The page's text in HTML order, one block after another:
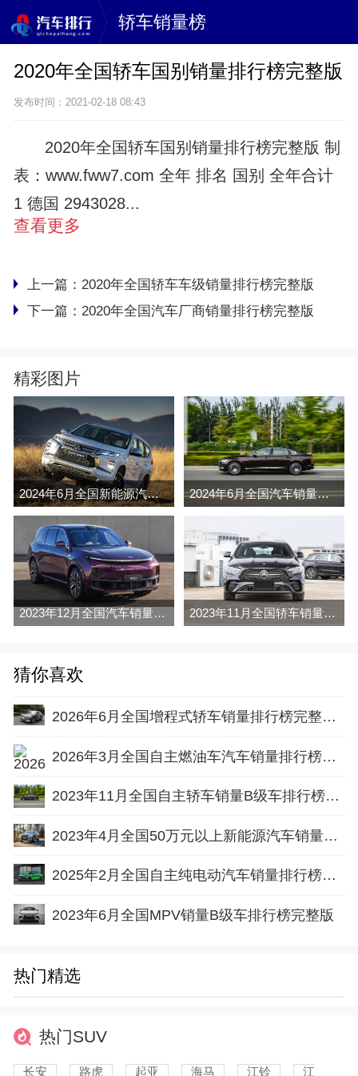
轿车销量榜
2020年全国轿车国别销量排行榜完整版
发布时间：2021-02-18 08:43
2020年全国轿车国别销量排行榜完整版 制
表：www.fww7.com 全年 排名 国别 全年合计
1 德国 2943028...
查看更多
上一篇： 2020年全国轿车车级销量排行榜完整版
下一篇： 2020年全国汽车厂商销量排行榜完整版
精彩图片
2024年6月全国新能源汽车销量排行榜完整版(零售量 2024年6月全国汽车销量排行榜完整版(零售量
2023年12月全国汽车销量排行榜完整版(零售量 2023年11月全国轿车销量排行榜完整版(零售量
猜你喜欢
2026年6月全国增程式轿车销量排行榜完整版(批发量
2026年3月全国自主燃油车汽车销量排行榜完整版(批发量
2023年11月全国自主轿车销量B级车排行榜完整版(批发量
2023年4月全国50万元以上新能源汽车销量排行榜完整版
2025年2月全国自主纯电动汽车销量排行榜完整版(出口量
2023年6月全国MPV销量B级车排行榜完整版
热门精选
热门SUV
长安 路虎 起亚 海马 江铃 江